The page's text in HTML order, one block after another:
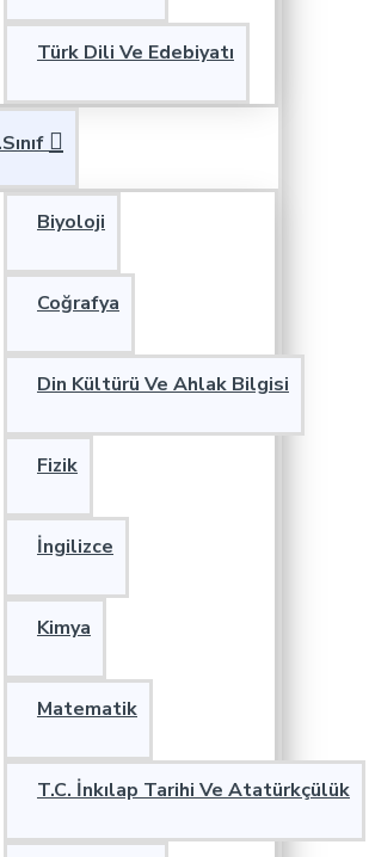
Türk Dili Ve Edebiyatı
Biyoloji
Coğrafya
Din Kültürü Ve Ahlak Bilgisi
Fizik
İngilizce
Kimya
Matematik
T.C. İnkılap Tarihi Ve Atatürkçülük